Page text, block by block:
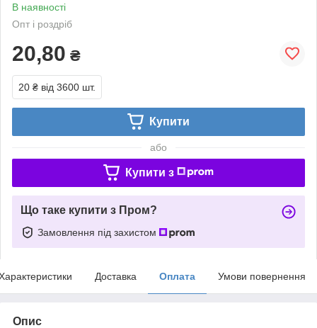
В наявності
Опт і роздріб
20,80 ₴
20 ₴ від 3600 шт.
Купити
або
Купити з
Що таке купити з Пром?
Замовлення під захистом
Доставка Оплата Умови повернення
Опис